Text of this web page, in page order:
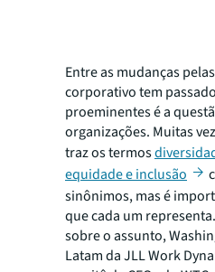
Entre as mudanças
corporativo tem
proeminentes é a
organizações. Muitas
traz os termos
equidade e inclusão
sinônimos, mas é
que cada um
sobre o assunto,
Latam da JLL Work